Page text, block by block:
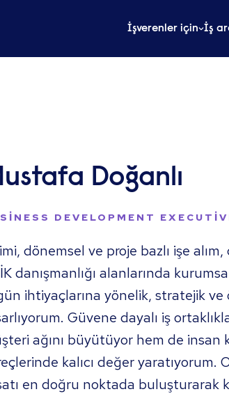
İşverenler için İş
Doğanlı
DEVELOPMENT
dönemsel ve proje bazlı işe alım,
danışmanlığı alanlarında
ihtiyaçlarına yönelik, stratejik
Güvene dayalı iş
ağını büyütüyor hem de insan
kalıcı değer yaratıyorum.
en doğru noktada buluşturarak